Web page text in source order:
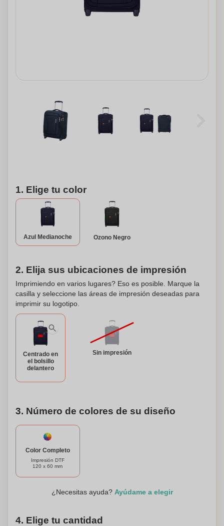
1. Elige tu color
Azul Medianoche Ozono Negro
2. Elija sus ubicaciones de impresión
Imprimiendo en varios lugares? Eso es posible. Marque la
casilla y seleccione las áreas de impresión deseadas para
imprimir su logotipo.
Centrado en
el bolsillo
delantero
Sin impresión
3. Número de colores de su diseño
Color Completo
Impresión DTF
120 x 60 mm
¿Necesitas ayuda? Ayúdame a elegir
4. Elige tu cantidad